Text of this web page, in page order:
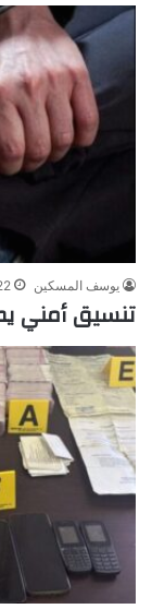
يوسف المسكين
تنسيق أمني